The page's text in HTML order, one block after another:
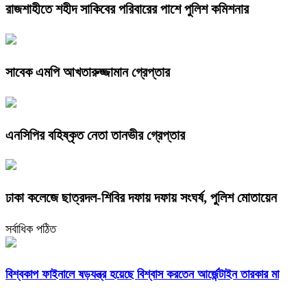
রাজশাহীতে শহীদ সাকিবের পরিবারের পাশে পুলিশ কমিশনার
সাবেক এমপি আখতারুজ্জামান গ্রেপ্তার
এনসিপির বহিষ্কৃত নেতা তানভীর গ্রেপ্তার
ঢাকা কলেজে ছাত্রদল-শিবির দফায় দফায় সংঘর্ষ, পুলিশ মোতায়েন
সর্বাধিক পঠিত
বিশ্বকাপ ফাইনালে ষড়যন্ত্র হয়েছে বিশ্বাস করতেন আর্জেন্টাইন তারকার মা